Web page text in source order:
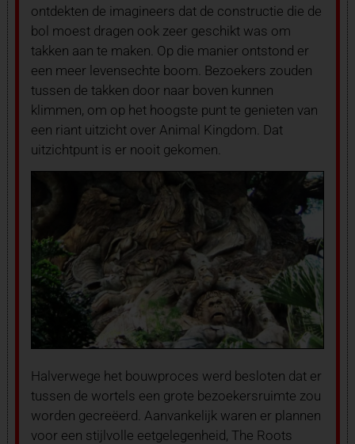
ontdekten de imagineers dat de constructie die de
bol moest dragen ook zeer geschikt was om
takken aan te maken. Op die manier ontstond er
een meer levensechte boom. Bezoekers zouden
tussen de takken door naar boven kunnen
klimmen, om op het hoogste punt te genieten van
een riant uitzicht over Animal Kingdom. Dat
uitzichtpunt is er nooit gekomen.
Halverwege het bouwproces werd besloten dat er
tussen de wortels een grote bezoekersruimte zou
worden gecreëerd. Aanvankelijk waren er plannen
voor een stijlvolle eetgelegenheid, The Roots